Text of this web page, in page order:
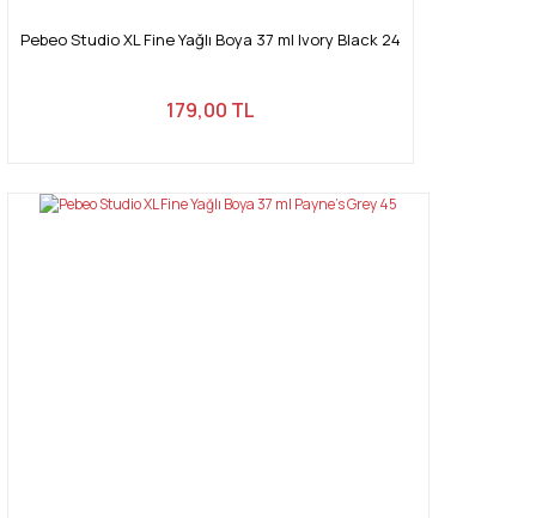
Pebeo Studio XL Fine Yağlı Boya 37 ml Ivory Black 24
179,00 TL